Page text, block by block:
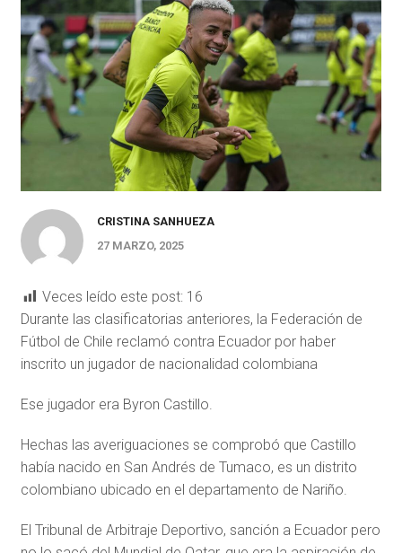
CRISTINA SANHUEZA
27 MARZO, 2025
Veces leído este post: 16
Durante las clasificatorias anteriores, la Federación de
Fútbol de Chile reclamó contra Ecuador por haber
inscrito un jugador de nacionalidad colombiana
Ese jugador era Byron Castillo.
Hechas las averiguaciones se comprobó que Castillo
había nacido en San Andrés de Tumaco, es un distrito
colombiano ubicado en el departamento de Nariño.
El Tribunal de Arbitraje Deportivo, sanción a Ecuador pero